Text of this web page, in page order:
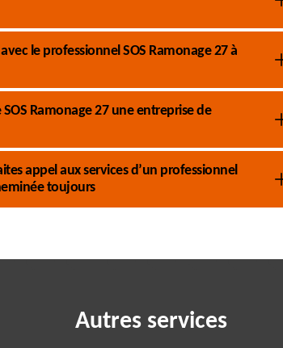
le professionnel SOS Ramonage 27 à
Ramonage 27 une entreprise de
appel aux services d’un professionnel
toujours
Autres services